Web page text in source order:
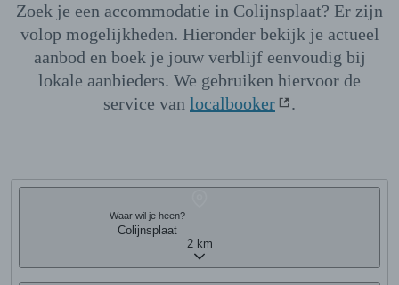
Zoek je een accommodatie in Colijnsplaat? Er zijn
volop mogelijkheden. Hieronder bekijk je actueel
aanbod en boek je jouw verblijf eenvoudig bij
lokale aanbieders. We gebruiken hiervoor de
service van localbooker .